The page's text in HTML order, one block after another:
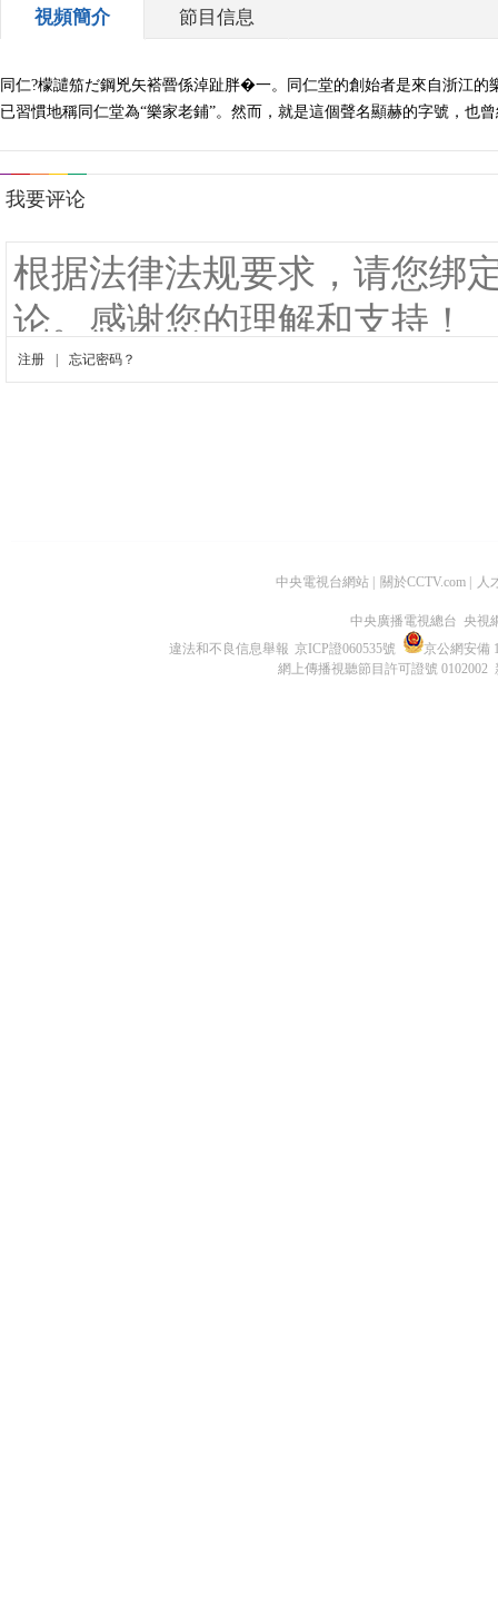
視頻簡介 節目信息
同仁?檬譴笳だ鋼兇矢褡罾係淖趾胖�一。同仁堂的創始者是來自浙江
已習慣地稱同仁堂為“樂家老鋪”。然而，就是這個聲名顯赫的字號，也
中央電視台網站 關於CCTV.com 人
中央廣播電視總台 央視
違法和不良信息舉報 京ICP證060535號
京公網安備
網上傳播視聽節目許可證號 0102002